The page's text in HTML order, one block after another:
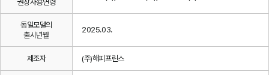
권장사용연령
동일모델의
출시년월
2025.03.
제조자 (주)해피프린스